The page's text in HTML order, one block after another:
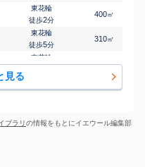
東花輪
徒歩2分
400㎡
東花輪
徒歩5分
310㎡
東花輪
260㎡
-
190㎡
徒歩-分
見る
ブラリの情報をもとにイエウール編集部